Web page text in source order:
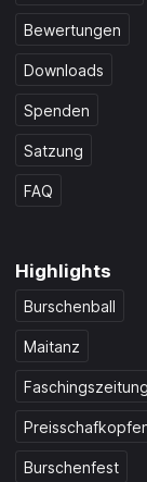
Bewertungen
Downloads
Spenden
Satzung
FAQ
Highlights
Burschenball
Maitanz
Faschingszeitung
Burschenfest